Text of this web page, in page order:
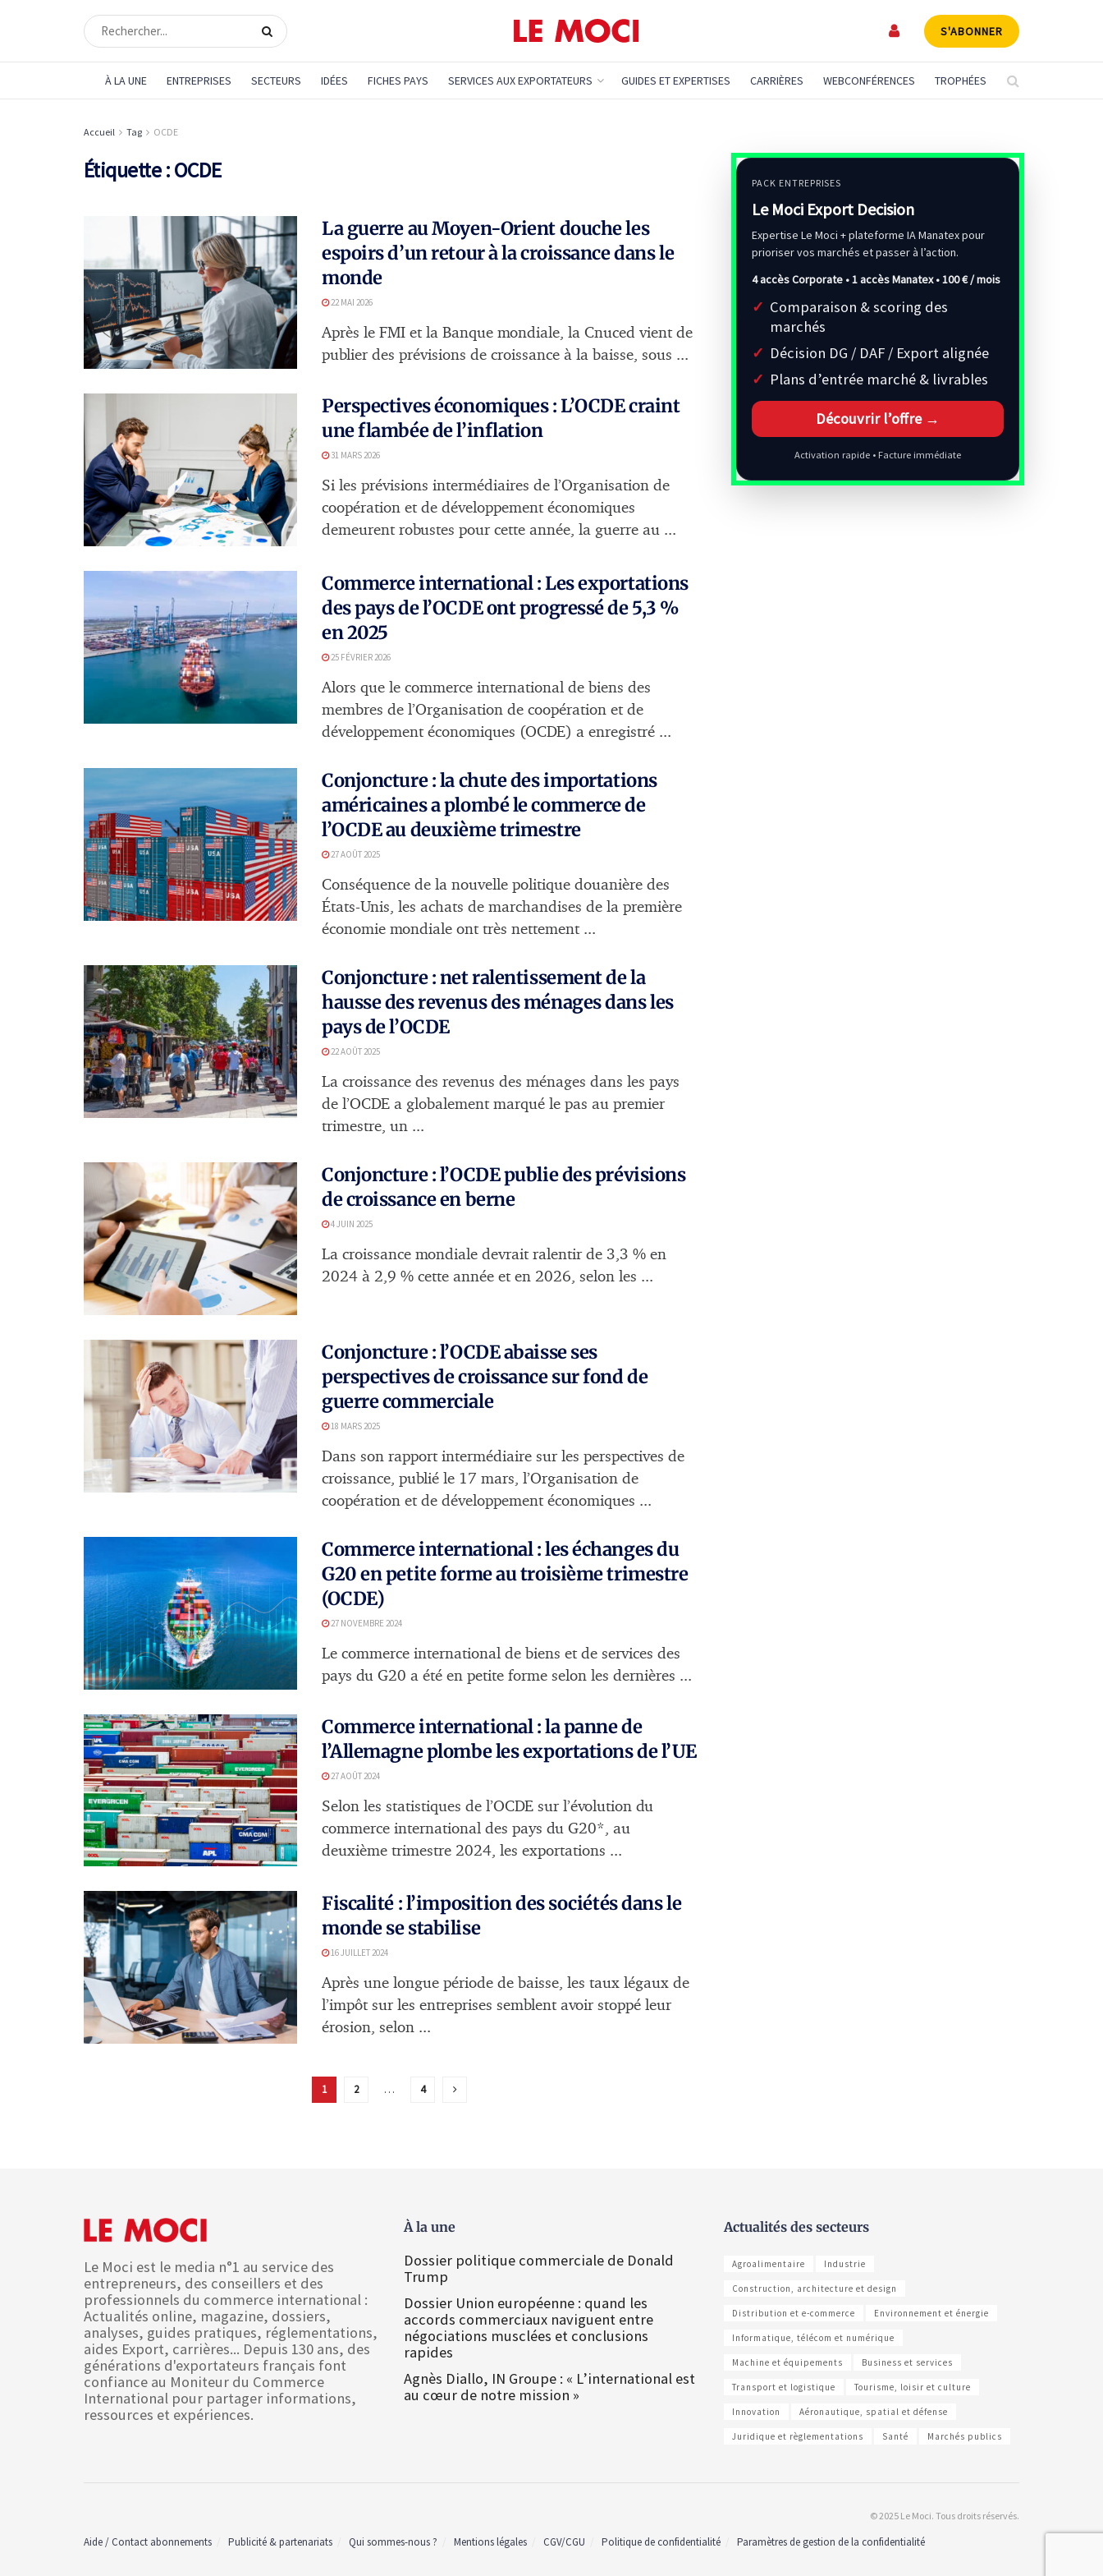
S'ABONNER
À LA UNE ENTREPRISES SECTEURS IDÉES FICHES PAYS SERVICES AUX EXPORTATEURS GUIDES ET EXPERTISES CARRIÈRES WEBCONFÉRENCES TROPHÉES
Accueil Tag OCDE
Étiquette :OCDE
La guerre au Moyen-Orient douche les
espoirs d’un retour à la croissance dans le
monde
22 MAI 2026
Après le FMI et la Banque mondiale, la Cnuced vient de
publier des prévisions de croissance à la baisse, sous ...
Perspectives économiques : L’OCDE craint
une flambée de l’inflation
31 MARS 2026
Si les prévisions intermédiaires de l’Organisation de
coopération et de développement économiques
demeurent robustes pour cette année, la guerre au ...
Commerce international : Les exportations
des pays de l’OCDE ont progressé de 5,3 %
en 2025
25 FÉVRIER 2026
Alors que le commerce international de biens des
membres de l’Organisation de coopération et de
développement économiques (OCDE) a enregistré ...
Conjoncture : la chute des importations
américaines a plombé le commerce de
l’OCDE au deuxième trimestre
27 AOÛT 2025
Conséquence de la nouvelle politique douanière des
États-Unis, les achats de marchandises de la première
économie mondiale ont très nettement ...
Conjoncture : net ralentissement de la
hausse des revenus des ménages dans les
pays de l’OCDE
22 AOÛT 2025
La croissance des revenus des ménages dans les pays
de l’OCDE a globalement marqué le pas au premier
trimestre, un ...
Conjoncture : l’OCDE publie des prévisions
de croissance en berne
4 JUIN 2025
La croissance mondiale devrait ralentir de 3,3 % en
2024 à 2,9 % cette année et en 2026, selon les ...
Conjoncture : l’OCDE abaisse ses
perspectives de croissance sur fond de
guerre commerciale
18 MARS 2025
Dans son rapport intermédiaire sur les perspectives de
croissance, publié le 17 mars, l’Organisation de
coopération et de développement économiques ...
Commerce international : les échanges du
G20 en petite forme au troisième trimestre
(OCDE)
27 NOVEMBRE 2024
Le commerce international de biens et de services des
pays du G20 a été en petite forme selon les dernières ...
Commerce international : la panne de
l’Allemagne plombe les exportations de l’UE
27 AOÛT 2024
Selon les statistiques de l’OCDE sur l’évolution du
commerce international des pays du G20*, au
deuxième trimestre 2024, les exportations ...
Fiscalité : l’imposition des sociétés dans le
monde se stabilise
16 JUILLET 2024
Après une longue période de baisse, les taux légaux de
l’impôt sur les entreprises semblent avoir stoppé leur
érosion, selon ...
1 2 … 4
PACK ENTREPRISES
Le Moci Export Decision
Expertise Le Moci + plateforme IA Manatex pour
prioriser vos marchés et passer à l’action.
4 accès Corporate • 1 accès Manatex •100 € / mois
Comparaison & scoring des
marchés
Décision DG / DAF / Export alignée
Plans d’entrée marché & livrables
Découvrir l’offre →
Activation rapide • Facture immédiate
Le Moci est le media n°1 au service des
entrepreneurs, des conseillers et des
professionnels du commerce international :
Actualités online, magazine, dossiers,
analyses, guides pratiques, réglementations,
aides Export, carrières... Depuis 130 ans, des
générations d'exportateurs français font
confiance au Moniteur du Commerce
International pour partager informations,
ressources et expériences.
À la une
Dossier politique commerciale de Donald
Trump
Dossier Union européenne : quand les
accords commerciaux naviguent entre
négociations musclées et conclusions
rapides
Agnès Diallo, IN Groupe : « L’international est
au cœur de notre mission »
Actualités des secteurs
Agroalimentaire Industrie
Construction, architecture et design
Distribution et e-commerce Environnement et énergie
Informatique, télécom et numérique
Machine et équipements Business et services
Transport et logistique Tourisme, loisir et culture
Innovation Aéronautique, spatial et défense
Juridique et règlementations Santé Marchés publics
© 2025 Le Moci. Tous droits réservés.
Aide / Contact abonnements Publicité & partenariats Qui sommes-nous ? Mentions légales CGV/CGU Politique de confidentialité Paramètres de gestion de la confidentialité